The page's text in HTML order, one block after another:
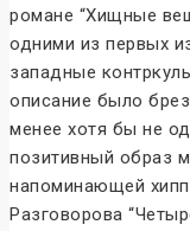
романе “Хищные
одними из первых
западные
описание было
менее хотя бы не
позитивный образ
напоминающей
Разговорова